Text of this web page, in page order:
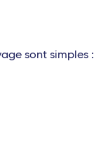
sont simples :